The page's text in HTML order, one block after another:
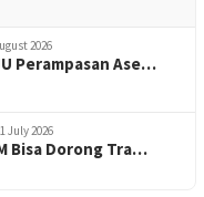
2026
Perampasan Ase…
July 2026
Bisa Dorong Tra…